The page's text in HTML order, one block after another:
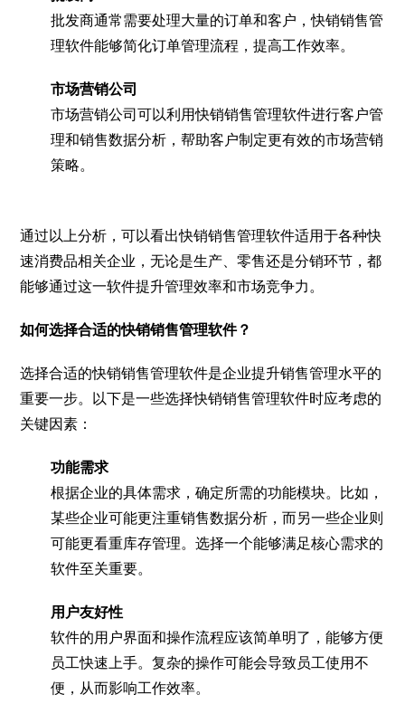
批发商通常需要处理大量的订单和客户，快销销售管
理软件能够简化订单管理流程，提高工作效率。
市场营销公司
市场营销公司可以利用快销销售管理软件进行客户管
理和销售数据分析，帮助客户制定更有效的市场营销
策略。
通过以上分析，可以看出快销销售管理软件适用于各种快
速消费品相关企业，无论是生产、零售还是分销环节，都
能够通过这一软件提升管理效率和市场竞争力。
如何选择合适的快销销售管理软件？
选择合适的快销销售管理软件是企业提升销售管理水平的
重要一步。以下是一些选择快销销售管理软件时应考虑的
关键因素：
功能需求
根据企业的具体需求，确定所需的功能模块。比如，
某些企业可能更注重销售数据分析，而另一些企业则
可能更看重库存管理。选择一个能够满足核心需求的
软件至关重要。
用户友好性
软件的用户界面和操作流程应该简单明了，能够方便
员工快速上手。复杂的操作可能会导致员工使用不
便，从而影响工作效率。